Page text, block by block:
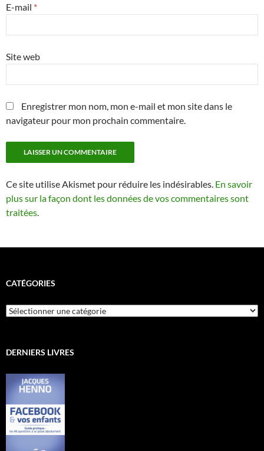
E-mail *
Site web
Enregistrer mon nom, mon e-mail et mon site dans le
navigateur pour mon prochain commentaire.
Ce site utilise Akismet pour réduire les indésirables. En savoir
plus sur la façon dont les données de vos commentaires sont
traitées.
CATÉGORIES
Catégories
DERNIERS LIVRES